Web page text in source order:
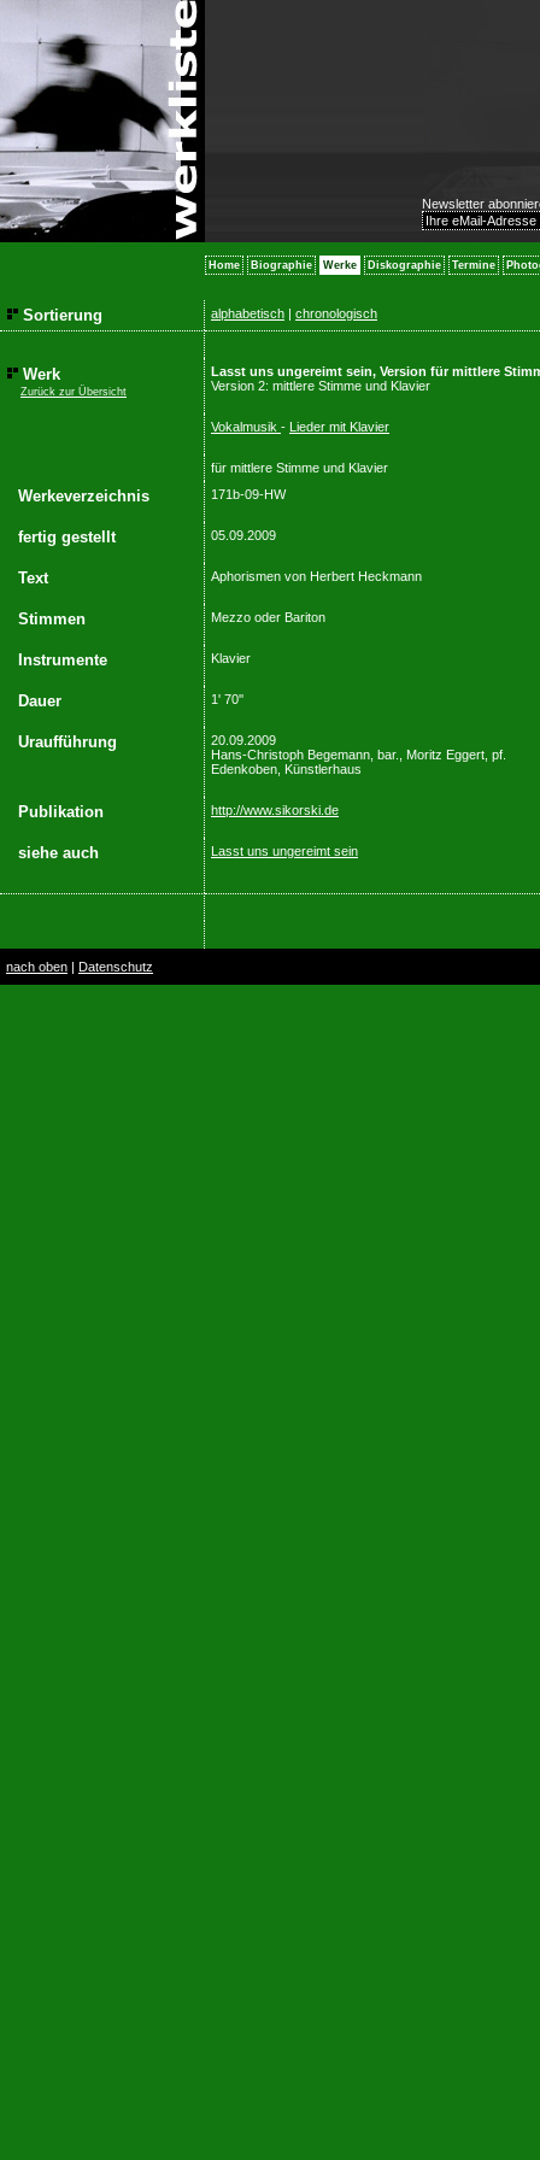
Newsletter
Home Biographie Werke Diskographie Termine
Sortierung alphabetisch | chronologisch
Werk
Zurück zur Übersicht
Lasst uns ungereimt sein, Version für mittlere
Version 2: mittlere Stimme und Klavier
Vokalmusik - Lieder mit Klavier
für mittlere Stimme und Klavier
Werkeverzeichnis 171b-09-HW
fertig gestellt 05.09.2009
Text Aphorismen von Herbert Heckmann
Stimmen Mezzo oder Bariton
Instrumente Klavier
Dauer 1' 70''
Uraufführung
20.09.2009
Hans-Christoph Begemann, bar., Moritz Eggert, pf.
Edenkoben, Künstlerhaus
Publikation http://www.sikorski.de
siehe auch Lasst uns ungereimt sein
nach oben | Datenschutz